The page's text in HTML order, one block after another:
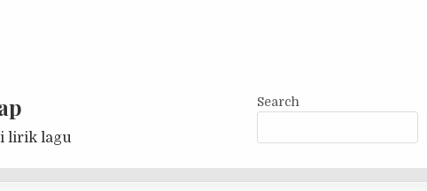
lirik lagu
Search